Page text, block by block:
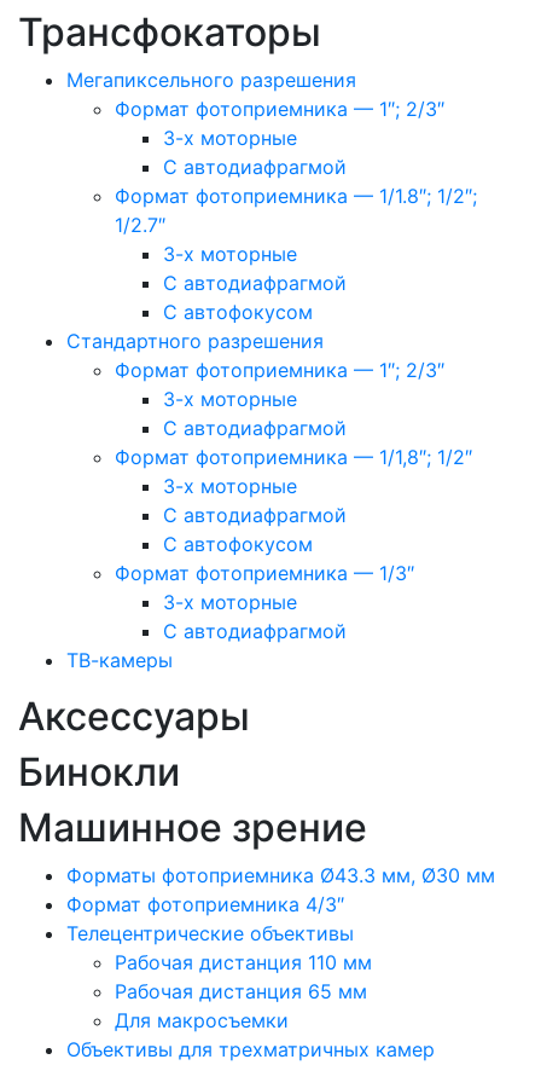
Трансфокаторы
Мегапиксельного разрешения
Формат фотоприемника — 1″; 2/3″
3-х моторные
С автодиафрагмой
Формат фотоприемника — 1/1.8″; 1/2″;
1/2.7″
3-х моторные
С автодиафрагмой
С автофокусом
Стандартного разрешения
Формат фотоприемника — 1″; 2/3″
3-х моторные
С автодиафрагмой
Формат фотоприемника — 1/1,8″; 1/2″
3-х моторные
С автодиафрагмой
С автофокусом
Формат фотоприемника — 1/3″
3-х моторные
С автодиафрагмой
ТВ-камеры
Аксессуары
Бинокли
Машинное зрение
Форматы фотоприемника Ø43.3 мм, Ø30 мм
Формат фотоприемника 4/3″
Телецентрические объективы
Рабочая дистанция 110 мм
Рабочая дистанция 65 мм
Для макросъемки
Объективы для трехматричных камер